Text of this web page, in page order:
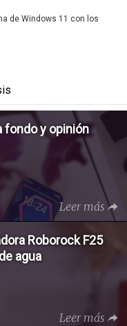
de Windows 11 con los
fondo y opinión
Leer más
Roborock F25
agua
Leer más